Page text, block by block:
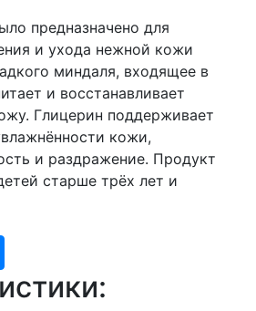
предназначено для
и ухода нежной кожи
миндаля, входящее в
и восстанавливает
Глицерин поддерживает
кожи,
и раздражение. Продукт
старше трёх лет и